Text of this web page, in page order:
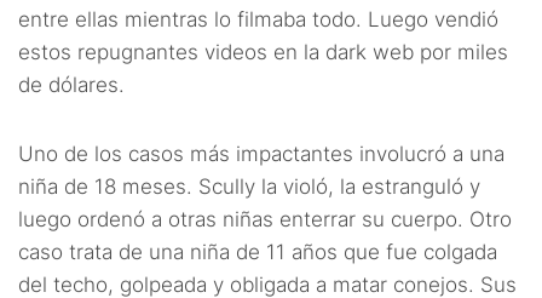
entre ellas mientras lo filmaba todo. Luego vendió
estos repugnantes videos en la dark web por miles
de dólares.
Uno de los casos más impactantes involucró a una
niña de 18 meses. Scully la violó, la estranguló y
luego ordenó a otras niñas enterrar su cuerpo. Otro
caso trata de una niña de 11 años que fue colgada
del techo, golpeada y obligada a matar conejos. Sus